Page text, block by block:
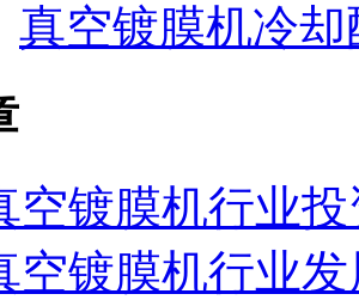
真空镀膜机冷
空镀膜机行业
空镀膜机行业